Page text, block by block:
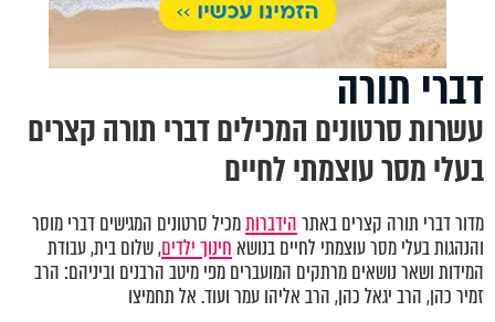
דברי תורה
עשרות סרטונים המכילים דברי תורה קצרים
בעלי מסר עוצמתי לחיים
מדור דברי תורה קצרים באתרהידברותמכיל סרטונים המגישים דברי מוסר
והנהגות בעלי מסר עוצמתי לחיים בנושאחינוך ילדים, שלום בית, עבודת
המידות ושאר נושאים מרתקים המועברים מפי מיטב הרבנים וביניהם: הרב
זמיר כהן, הרב יגאל כהן, הרב אליהו עמר ועוד. אל תחמיצו